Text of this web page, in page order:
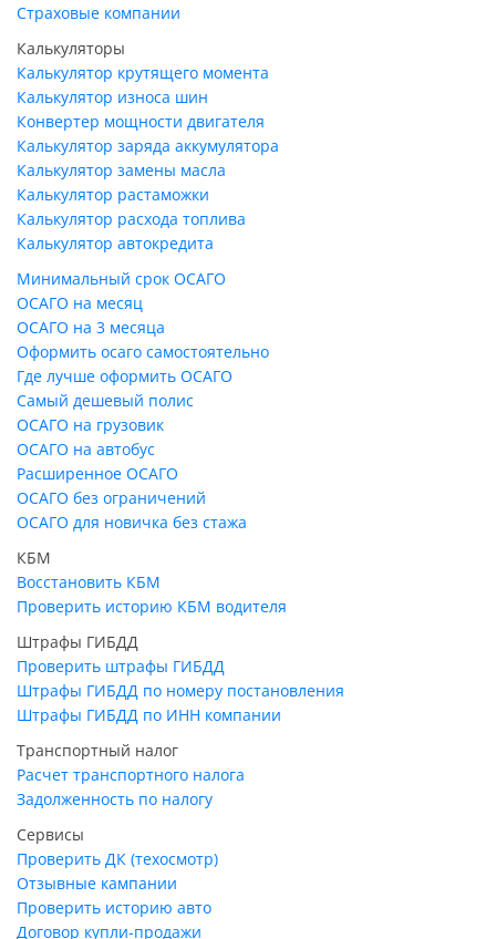
Страховые компании
Калькуляторы
Калькулятор крутящего момента
Калькулятор износа шин
Конвертер мощности двигателя
Калькулятор заряда аккумулятора
Калькулятор замены масла
Калькулятор растаможки
Калькулятор расхода топлива
Калькулятор автокредита
Минимальный срок ОСАГО
ОСАГО на месяц
ОСАГО на 3 месяца
Оформить осаго самостоятельно
Где лучше оформить ОСАГО
Самый дешевый полис
ОСАГО на грузовик
ОСАГО на автобус
Расширенное ОСАГО
ОСАГО без ограничений
ОСАГО для новичка без стажа
КБМ
Восстановить КБМ
Проверить историю КБМ водителя
Штрафы ГИБДД
Проверить штрафы ГИБДД
Штрафы ГИБДД по номеру постановления
Штрафы ГИБДД по ИНН компании
Транспортный налог
Расчет транспортного налога
Задолженность по налогу
Сервисы
Проверить ДК (техосмотр)
Отзывные кампании
Проверить историю авто
Договор купли-продажи